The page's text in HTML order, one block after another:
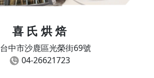
喜 氏 烘 焙
台中市沙鹿區光榮街69號
04-26621723